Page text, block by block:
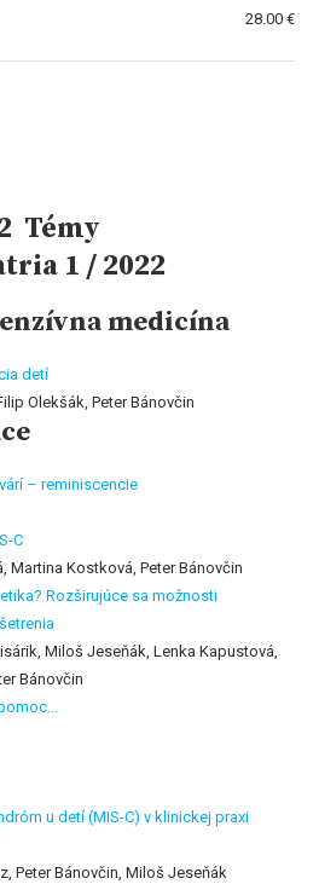
28.00 €
Témy
1 / 2022
medicína
detí
Olekšák, Peter Bánovčin
– reminiscencie
C
Martina Kostková, Peter Bánovčin
Rozširujúce sa možnosti
Miloš Jeseňák, Lenka Kapustová,
Bánovčin
u detí (MIS-C) v klinickej praxi
Peter Bánovčin, Miloš Jeseňák